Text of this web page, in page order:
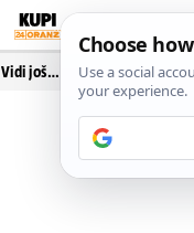
Vidi još…